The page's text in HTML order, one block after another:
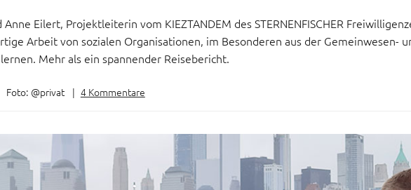
Eilert, Projektleiterin vom KIEZTANDEM des STERNENFISCHER
Arbeit von sozialen Organisationen, im Besonderen aus der Gemeinwesen-
Mehr als ein spannender Reisebericht.
Foto: @privat | 4 Kommentare